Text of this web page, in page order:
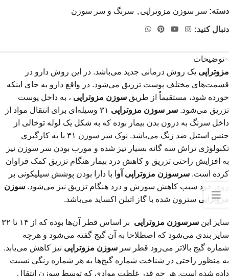
دسته: سر سوزن مزوتراپی , سرنگ و سر سوزن
دنبال کنید:
توضیحات
مزوتراپی یک روش درمانی جدید می‌باشد. در این روش دارو در
قسمت‌های مختلف پوست تزریق می‌شود. در واقع دارو به جای اینکه
خورده شود، مستقیماً از طریق سوزن مزوتراپی ، به داخل پوست
تزریق می‌شود. سر سوزن مزوتراپی
۳۱ وسیله‌ای برای انتقال مواد از
داخل سرنگ به درون بدن بیمار بوده که به شکل یک لوله توخالی از
جنس استیل ضد زنگ می‌باشد. نوک سر سوزن‌ ۳۱ با به کارگیری
تکنولوژی تراش سه‏ گانه بسیار تیز شده و مورب بودن سر سوزن نیز
به افزایش راحتی تزریق و کاهش درد بیمار هنگام تزریق کمک فراوان
کرده است. سرسوزن مزوتراپی آو ا با دارا بودن پوشش سیلیکونی بر
روی خود سبب کاهش سوزش و درد هنگام تزریق نیز می‌شود. سوزن
مزوتراپی سترون شده با گاز اتیلن اکساید می‌باشد.
سایز این سرسوزن مزوتراپی
بر اساس قطر آن‌ها بوده که از ۱۴ تا ۳۲
سایز بندی می‌شود که اصطلاحا به آن گیج گفته می‌شود و هرچه
شماره گیج بالاتر می‌رود قطر سر سوزن مزوتراپی نیز کاهش می‌یابد.
به منظور راحتی در شناخت شماره گیج‌ها به هر شماره رنگی نسبت
داده شده است. هر چه قدر غلظت موادی که توسط سوزن انتقال